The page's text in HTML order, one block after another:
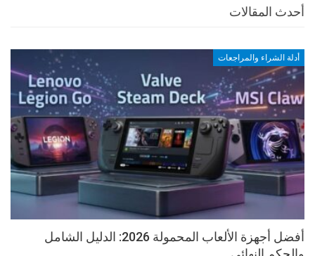
أحدث المقالات
أدلة الشراء والمراجعات
أفضل أجهزة الألعاب المحمولة 2026: الدليل الشامل